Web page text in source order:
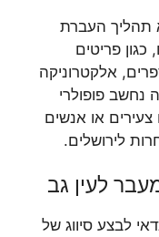
תהליך העברת
פריטים
אלקטרוניקה
נחשב פופולרי
או אנשים
לירושלים.
לעין גב
לבצע סיווג של